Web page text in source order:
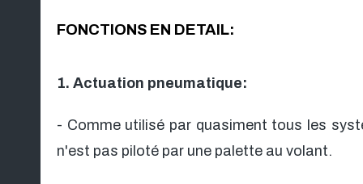
FONCTIONS EN DETAIL:
1. Actuation pneumatique:
- Comme utilisé par quasiment tous les
n'est pas piloté par une palette au volant.